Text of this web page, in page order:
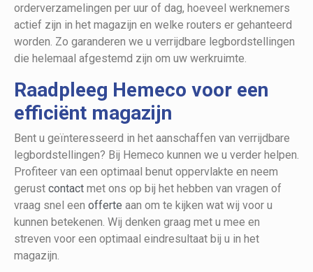
orderverzamelingen per uur of dag, hoeveel werknemers
actief zijn in het magazijn en welke routers er gehanteerd
worden. Zo garanderen we u verrijdbare legbordstellingen
die helemaal afgestemd zijn om uw werkruimte.
Raadpleeg Hemeco voor een
efficiënt magazijn
Bent u geïnteresseerd in het aanschaffen van verrijdbare
legbordstellingen? Bij Hemeco kunnen we u verder helpen.
Profiteer van een optimaal benut oppervlakte en neem
gerust contact met ons op bij het hebben van vragen of
vraag snel een offerte aan om te kijken wat wij voor u
kunnen betekenen. Wij denken graag met u mee en
streven voor een optimaal eindresultaat bij u in het
magazijn.